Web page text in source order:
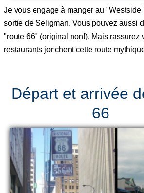
Je vous engage à manger au "Westside
sortie de Seligman. Vous pouvez aussi
"route 66" (original non!). Mais rassurez
restaurants jonchent cette route
Départ et arrivée
66